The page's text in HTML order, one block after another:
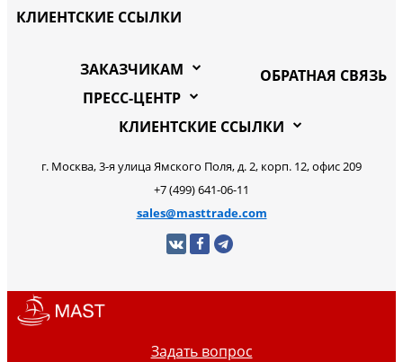
КЛИЕНТСКИЕ ССЫЛКИ
ОБРАТНАЯ СВЯЗЬ
ЗАКАЗЧИКАМ
ПРЕСС-ЦЕНТР
КЛИЕНТСКИЕ ССЫЛКИ
г. Москва, 3-я улица Ямского Поля, д. 2, корп. 12, офис 209
+7 (499) 641-06-11
sales@masttrade.com
Задать вопрос